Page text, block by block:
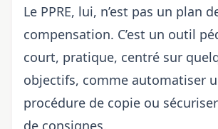
Le PPRE, lui, n’est pas un plan
compensation. C’est un outil
court, pratique, centré sur
objectifs, comme automatiser
procédure de copie ou
de consignes.